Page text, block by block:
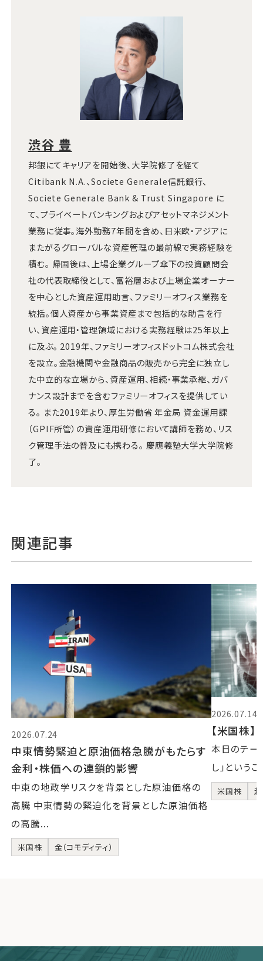
渋谷 豊
邦銀にてキャリアを開始後、大学院修了を経て
Citibank N.A.、Societe Generale信託銀行、
Societe Generale Bank & Trust Singapore に
て、プライベートバンキングおよびアセットマネジメント
業務に従事。海外勤務7年間を含め、日米欧・アジアに
またがるグローバルな資産管理の最前線で実務経験を
積む。 帰国後は、上場企業グループ傘下の投資顧問会
社の代表取締役として、富裕層および上場企業オーナー
を中心とした資産運用助言、ファミリーオフィス業務を
統括。個人資産から事業資産まで包括的な助言を行
い、資産運用・管理領域における実務経験は25年以上
に及ぶ。 2019年、ファミリーオフィスドットコム株式会社
を設立。金融機関や金融商品の販売から完全に独立し
た中立的な立場から、資産運用、相続・事業承継、ガバ
ナンス設計までを含むファミリーオフィスを提供してい
る。 また2019年より、厚生労働省 年金局 資金運用課
（GPIF所管）の資産運用研修において講師を務め、リス
ク管理手法の普及にも携わる。 慶應義塾大学大学院修
了。
関連記事
2026.07.24
中東情勢緊迫と原油価格急騰がもたらす
金利・株価への連鎖的影響
中東の地政学リスクを背景とした原油価格の
高騰 中東情勢の緊迫化を背景とした原油価格
の高騰...
米国株 金（コモディティ）
2026.07.14
【米国株
本日のテー
し」という
米国株